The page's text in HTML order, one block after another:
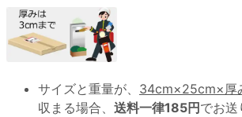
サイズと重量が、 34cm×25cm×厚
収まる場合、 送料一律185円 でお送